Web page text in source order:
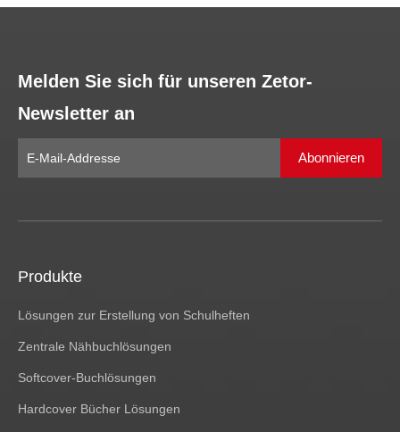
Melden Sie sich für unseren Zetor-
Newsletter an
Abonnieren
Produkte
Lösungen zur Erstellung von Schulheften
Zentrale Nähbuchlösungen
Softcover-Buchlösungen
Hardcover Bücher Lösungen